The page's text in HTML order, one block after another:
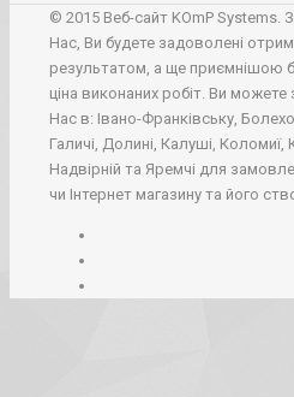
© 2015 Веб-сайт KOmP Systems.
Нас, Ви будете задоволені
результатом, а ще приємнішою
ціна виконаних робіт. Ви можете
Нас в: Івано-Франківську,
Галичі, Долині, Калуші, Коломиї,
Надвірній та Яремчі для
чи Інтернет магазину та його